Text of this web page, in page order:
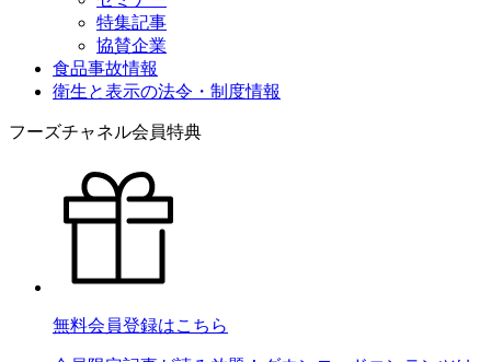
特集記事
協賛企業
食品事故情報
衛生と表示の法令・制度情報
フーズチャネル会員特典
無料会員登録はこちら